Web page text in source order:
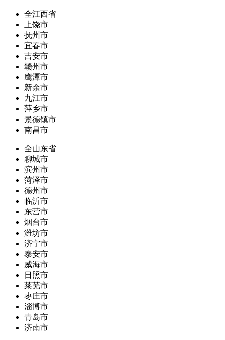
全江西省
上饶市
抚州市
宜春市
吉安市
赣州市
鹰潭市
新余市
九江市
萍乡市
景德镇市
南昌市
全山东省
聊城市
滨州市
菏泽市
德州市
临沂市
东营市
烟台市
潍坊市
济宁市
泰安市
威海市
日照市
莱芜市
枣庄市
淄博市
青岛市
济南市